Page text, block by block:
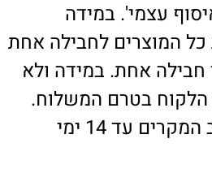
עצמי'. במידה
כל המוצרים לחבילה אחת
חבילה אחת. במידה ולא
בטרם המשלוח.
טיפול בהזמנות ברוב המקרים עד 14 ימי